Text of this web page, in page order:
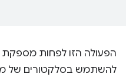
הפעולה הזו לפחות